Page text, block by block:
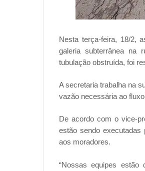
Nesta terça-feira, 18/2,
galeria subterrânea na
tubulação obstruída, foi
A secretaria trabalha na
vazão necessária ao
De acordo com o vice-
estão sendo executadas
aos moradores.
“Nossas equipes estão